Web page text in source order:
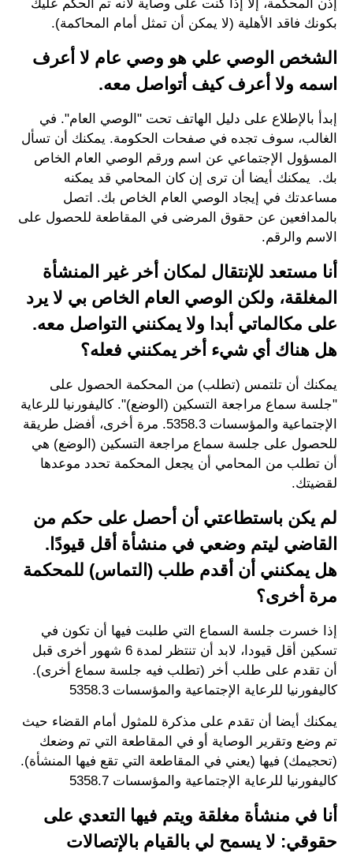
إذن المحكمة، إلا إذا كنت على وصاية لأنه تم الحكم عليك
بكونك فاقد الأهلية (لا يمكن أن تمثل أمام المحاكمة).
الشخص الوصي علي هو وصي عام لا أعرف
اسمه ولا أعرف كيف أتواصل معه.
إبدأ بالإطلاع على دليل الهاتف تحت "الوصي العام". في
الغالب، سوف تجده في صفحات الحكومة. يمكنك أن تسأل
المسؤول الإجتماعي عن اسم ورقم الوصي العام الخاص
بك. يمكنك أيضا أن ترى إن كان المحامي قد يمكنه
مساعدتك في إيجاد الوصي العام الخاص بك. اتصل
بالمدافعين عن حقوق المرضى في المقاطعة للحصول على
الاسم والرقم.
أنا مستعد للإنتقال لمكان أخر غير المنشأة
المغلقة، ولكن الوصي العام الخاص بي لا يرد
على مكالماتي أبدا ولا يمكنني التواصل معه.
هل هناك أي شيء أخر يمكنني فعله؟
يمكنك أن تلتمس (تطلب) من المحكمة الحصول على
"جلسة سماع مراجعة التسكين (الوضع)". كاليفورنيا للرعاية
الإجتماعية والمؤسسات 5358.3. مرة أخرى، أفضل طريقة
للحصول على جلسة سماع مراجعة التسكين (الوضع) هي
أن تطلب من المحامي أن يجعل المحكمة تحدد موعدها
لقضيتك.
لم يكن باستطاعتي أن أحصل على حكم من
القاضي ليتم وضعي في منشأة أقل قيودًا.
هل يمكنني أن أقدم طلب (التماس) للمحكمة
مرة أخرى؟
إذا خسرت جلسة السماع التي طلبت فيها أن تكون في
تسكين أقل قيودا، لابد أن تنتظر لمدة 6 شهور أخرى قبل
أن تقدم على طلب أخر (تطلب فيه جلسة سماع أخرى).
كاليفورنيا للرعاية الإجتماعية والمؤسسات 5358.3
يمكنك أيضا أن تقدم على مذكرة للمثول أمام القضاء حيث
تم وضع وتقرير الوصاية أو في المقاطعة التي تم وضعك
(تحجيمك) فيها (يعني في المقاطعة التي تقع فيها المنشأة).
كاليفورنيا للرعاية الإجتماعية والمؤسسات 5358.7
أنا في منشأة مغلقة ويتم فيها التعدي على
حقوقي: لا يسمح لي بالقيام بالإتصالات